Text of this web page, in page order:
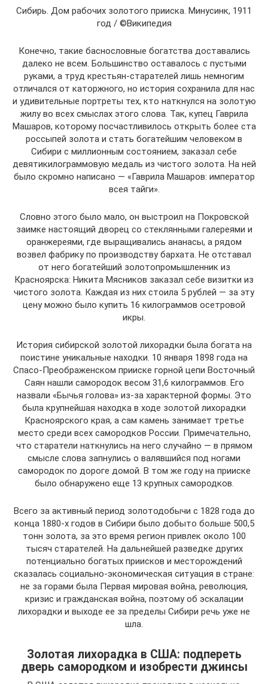
Сибирь. Дом рабочих золотого прииска. Минусинк, 1911
год / ©Википедия
Конечно, такие баснословные богатства доставались
далеко не всем. Большинство оставалось с пустыми
руками, а труд крестьян-старателей лишь немногим
отличался от каторжного, но история сохранила для нас
и удивительные портреты тех, кто наткнулся на золотую
жилу во всех смыслах этого слова. Так, купец Гаврила
Машаров, которому посчастливилось открыть более ста
россыпей золота и стать богатейшим человеком в
Сибири с миллионным состоянием, заказал себе
девятикилограммовую медаль из чистого золота. На ней
было скромно написано — «Гаврила Машаров: император
всея тайги».
Словно этого было мало, он выстроил на Покровской
заимке настоящий дворец со стеклянными галереями и
оранжереями, где выращивались ананасы, а рядом
возвел фабрику по производству бархата. Не отставал
от него богатейший золотопромышленник из
Красноярска: Никита Мясников заказал себе визитки из
чистого золота. Каждая из них стоила 5 рублей — за эту
цену можно было купить 16 килограммов осетровой
икры.
История сибирской золотой лихорадки была богата на
поистине уникальные находки. 10 января 1898 года на
Спасо-Преображенском прииске горной цепи Восточный
Саян нашли самородок весом 31,6 килограммов. Его
назвали «Бычья голова» из-за характерной формы. Это
была крупнейшая находка в ходе золотой лихорадки
Красноярского края, а сам камень занимает третье
место среди всех самородков России. Примечательно,
что старатели наткнулись на него случайно — в прямом
смысле слова запнулись о валявшийся под ногами
самородок по дороге домой. В том же году на прииске
было обнаружено еще 13 крупных самородков.
Всего за активный период золотодобычи с 1828 года до
конца 1880-х годов в Сибири было добыто больше 500,5
тонн золота, за это время регион привлек около 100
тысяч старателей. На дальнейшей разведке других
потенциально богатых приисков и месторождений
сказалась социально-экономическая ситуация в стране:
не за горами была Первая мировая война, революция,
кризис и гражданская война, поэтому об эскалации
лихорадки и выходе ее за пределы Сибири речь уже не
шла.
Золотая лихорадка в США: подпереть
дверь самородком и изобрести джинсы